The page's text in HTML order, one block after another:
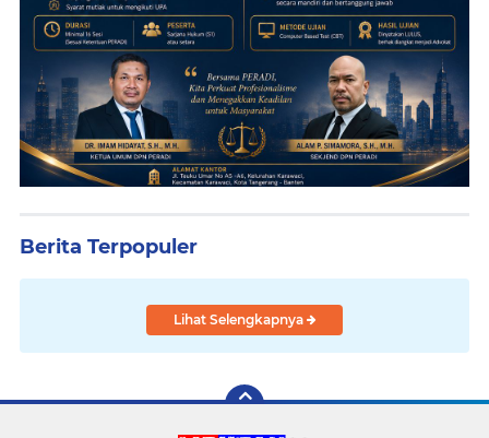
Berita Terpopuler
Lihat Selengkapnya